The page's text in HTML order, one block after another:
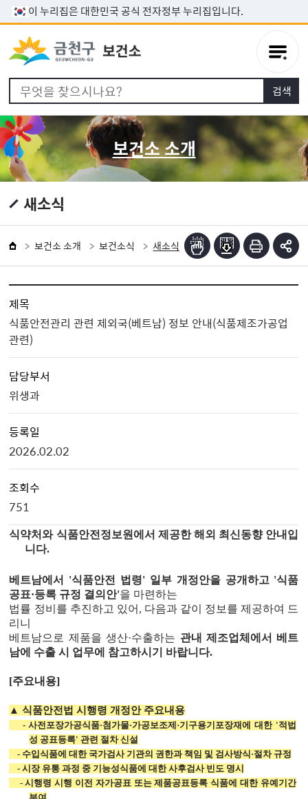
본문 바로가기
이 누리집은 대한민국 공식 전자정부 누리집입니다.
보건소 소개
새소식
보건소 소개 보건소식 새소식
제목
식품안전관리 관련 제외국(베트남) 정보 안내(식품제조가공업
관련)
담당부서
위생과
등록일
2026.02.02
조회수
751
식약처와 식품안전정보원에서 제공한 해외 최신동향 안내입
니다.
베트남에서 '식품안전 법령' 일부 개정안을 공개하고 '식품
공표·등록 규정 결의안'을 마련하는
법률 정비를 추진하고 있어 , 다음과 같이 정보를 제공하여 드
리니
베트남으로 제품을 생산·수출하는 관내 제조업체에서 베트
남에 수출 시 업무에 참고하시기 바랍니다.
[주요내용]
▲ 식품안전법 시행령 개정안 주요내용
-사전포장가공식품·첨가물·가공보조제·기구용기포장재에 대한 '적법
성 공표등록' 관련 절차 신설
- 수입식품에 대한 국가검사 기관의 권한과 책임 및 검사방식·절차 규정
-시장 유통 과정 중 기능성식품에 대한 사후검사 빈도 명시
-시행령 시행 이전 자가공표 또는 제품공표등록 식품에 대한 유예기간